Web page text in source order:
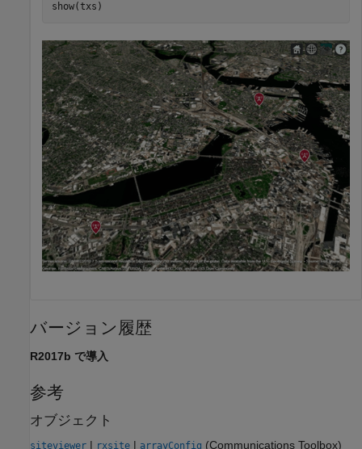
show(txs)
バージョン履歴
R2017b で導入
参考
オブジェクト
siteviewer | rxsite | arrayConfig (Communications Toolbox)